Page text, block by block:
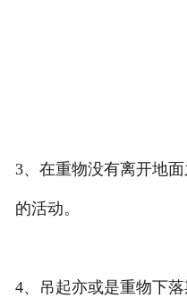
3、在重物没有离开地
的活动。
4、吊起亦或是重物下